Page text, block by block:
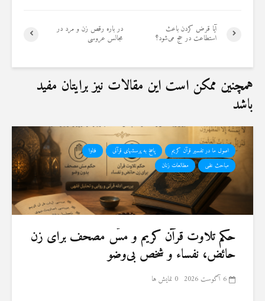
در باره رقص زن و مرد در
مجالس عروسی
آیا قرض کردن باعث
استطاعت در حج می‌شود؟
همچنین ممکن است این مقالات نیز برایتان مفید
باشد
اصول ما در تفسیر قرآن کریم پاسخ به پرسشهای قرآنی
فتاوا
مباحث علمی
مطالعات زنان
حكم تلاوت قرآن كريم و مسّ مصحف برای زن
حائض، نفساء و شخص بی‌وضو
6 آگوست 2026 0 نمایش ها